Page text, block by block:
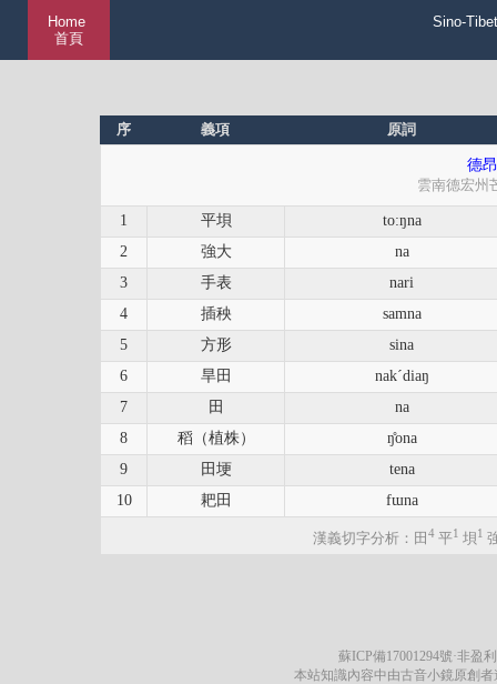
Home
首頁
Sino-
序 義項 原詞
德
雲南德宏州
1 平垻
to:ŋna
2
強大
na
3
手表
nari
4
插秧
samna
5
方形
sina
6
旱田
nakˊdiaŋ
7
田
na
8
稻（植株）
ŋ̊ona
9
田埂
tena
10
耙田 fɯna
漢義切字分析：田 4平1 垻1
蘇ICP備17001294號·非盈
本站知識內容中由古音小鏡原創